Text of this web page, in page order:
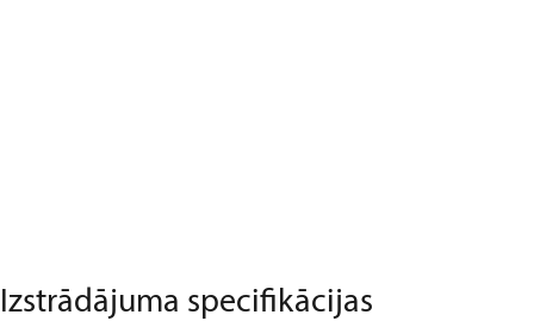
Izstrādājuma specifikācijas